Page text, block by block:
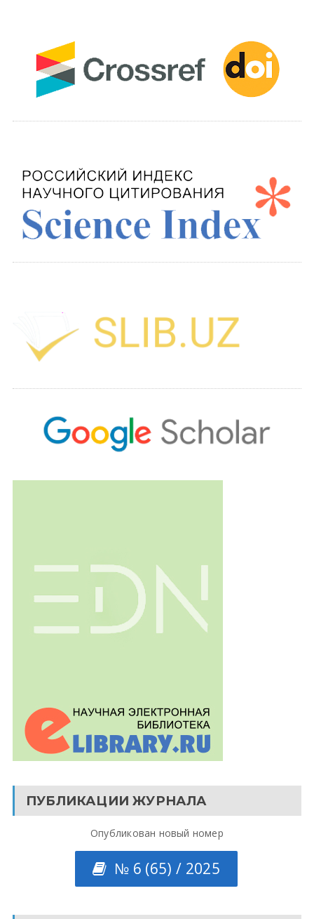
ПУБЛИКАЦИИ ЖУРНАЛА
Опубликован новый номер
№ 6 (65) / 2025